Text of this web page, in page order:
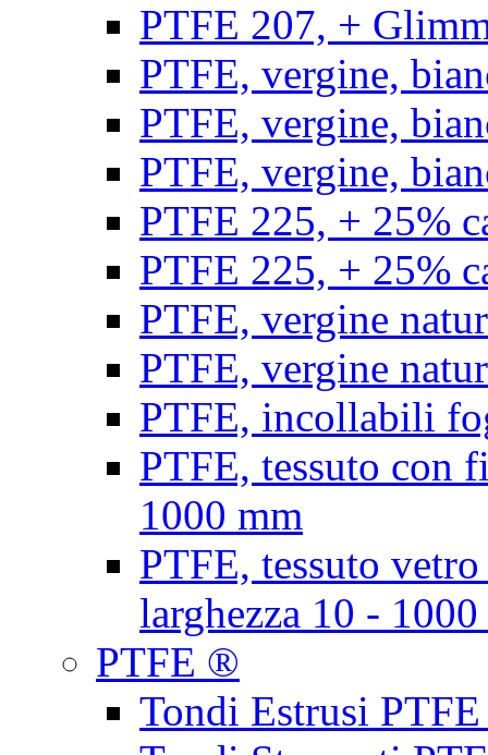
PTFE 207, +
PTFE, vergine,
PTFE, vergine,
PTFE, vergine,
PTFE 225, + 25%
PTFE 225, + 25%
PTFE, vergine
PTFE, vergine
PTFE, incollabili
PTFE, tessuto con
1000 mm
PTFE, tessuto
larghezza 10 -
PTFE ®
Tondi Estrusi